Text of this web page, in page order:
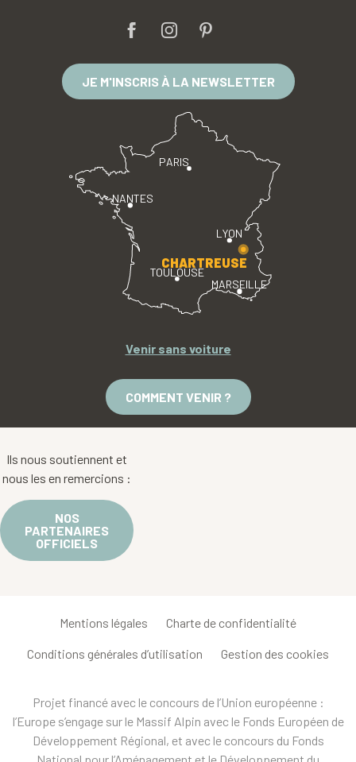
JE M'INSCRIS À LA NEWSLETTER
PARIS
LYON
TOULOUSE
MARSEILLE
NANTES
CHARTREUSE
Venir sans voiture
COMMENT VENIR ?
Ils nous soutiennent et
nous les en remercions :
NOS
PARTENAIRES
OFFICIELS
Mentions légales Charte de confidentialité
Conditions générales d’utilisation Gestion des cookies
Projet financé avec le concours de l’Union européenne :
l’Europe s’engage sur le Massif Alpin avec le Fonds Européen de
Développement Régional, et avec le concours du Fonds